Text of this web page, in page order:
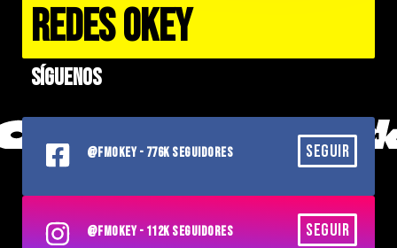
REDES OKEY
Síguenos
SEGUIR
@FMOKEY - 776K SEGUIDORES
SEGUIR
@FMOKEY - 112K SEGUIDORES